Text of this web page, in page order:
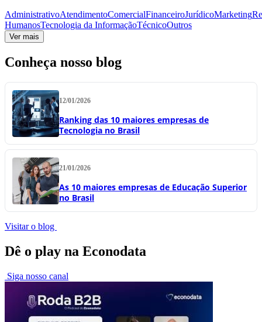
AdministrativoAtendimentoComercialFinanceiroJurídicoMarketing
HumanosTecnologia da InformaçãoTécnicoOutros
Ver mais
Conheça nosso blog
12/01/2026
Ranking das 10 maiores empresas de
Tecnologia no Brasil
21/01/2026
As 10 maiores empresas de Educação Superior
no Brasil
Visitar o blog
Dê o play na Econodata
Siga nosso canal